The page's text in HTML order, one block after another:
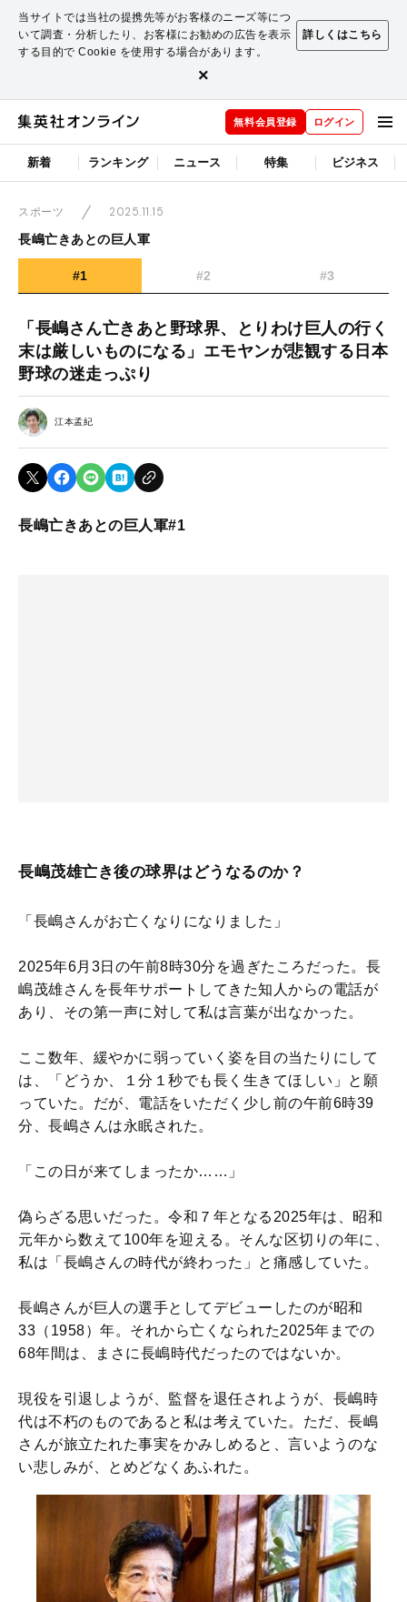
当サイトでは当社の提携先等がお客様のニーズ等につ
いて調査・分析したり、お客様にお勧めの広告を表示
する目的で Cookie を使用する場合があります。
詳しくはこちら
×
無料会員登録 ログイン
新着 ランキング ニュース 特集 ビジネス
スポーツ
2025.11.15
長嶋亡きあとの巨人軍
#1 #2 #3
「長嶋さん亡きあと野球界、とりわけ巨人の行く
末は厳しいものになる」エモヤンが悲観する日本
野球の迷走っぷり
江本孟紀
長嶋亡きあとの巨人軍#1
長嶋茂雄亡き後の球界はどうなるのか？
「長嶋さんがお亡くなりになりました」
2025年6月3日の午前8時30分を過ぎたころだった。長
嶋茂雄さんを長年サポートしてきた知人からの電話が
あり、その第一声に対して私は言葉が出なかった。
ここ数年、緩やかに弱っていく姿を目の当たりにして
は、「どうか、１分１秒でも長く生きてほしい」と願
っていた。だが、電話をいただく少し前の午前6時39
分、長嶋さんは永眠された。
「この日が来てしまったか……」
偽らざる思いだった。令和７年となる2025年は、昭和
元年から数えて100年を迎える。そんな区切りの年に、
私は「長嶋さんの時代が終わった」と痛感していた。
長嶋さんが巨人の選手としてデビューしたのが昭和
33（1958）年。それから亡くなられた2025年までの
68年間は、まさに長嶋時代だったのではないか。
現役を引退しようが、監督を退任されようが、長嶋時
代は不朽のものであると私は考えていた。ただ、長嶋
さんが旅立たれた事実をかみしめると、言いようのな
い悲しみが、とめどなくあふれた。